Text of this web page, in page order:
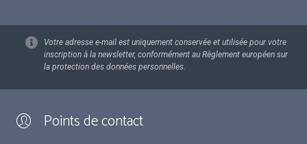
Votre adresse e-mail est uniquement conservée et utilisée pour votre
inscription à la newsletter, conformément au Règlement européen sur
la protection des données personnelles.
Points de contact